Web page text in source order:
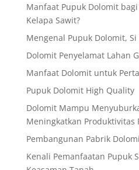
Manfaat Pupuk Dolomit
Kelapa Sawit?
Mengenal Pupuk Dolomit,
Dolomit Penyelamat Lahan
Manfaat Dolomit untuk
Pupuk Dolomit High Quality
Dolomit Mampu
Meningkatkan Produktivitas
Pembangunan Pabrik
Kenali Pemanfaatan Pupuk